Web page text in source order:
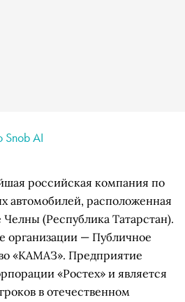
AI
российская компания по
автомобилей, расположенная
(Республика Татарстан).
организации — Публичное
«КАМАЗ». Предприятие
«Ростех» и является
в отечественном